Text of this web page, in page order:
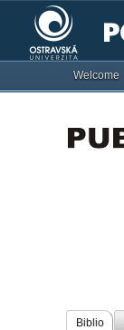
Welcome
Biblio